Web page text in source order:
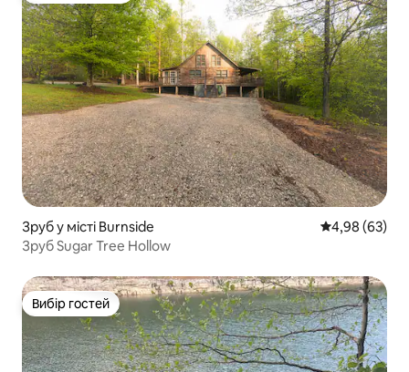
Зруб у місті Burnside Середня
4,98 (63)
Зруб Sugar Tree Hollow
Вибір гостей
Вибір гостей